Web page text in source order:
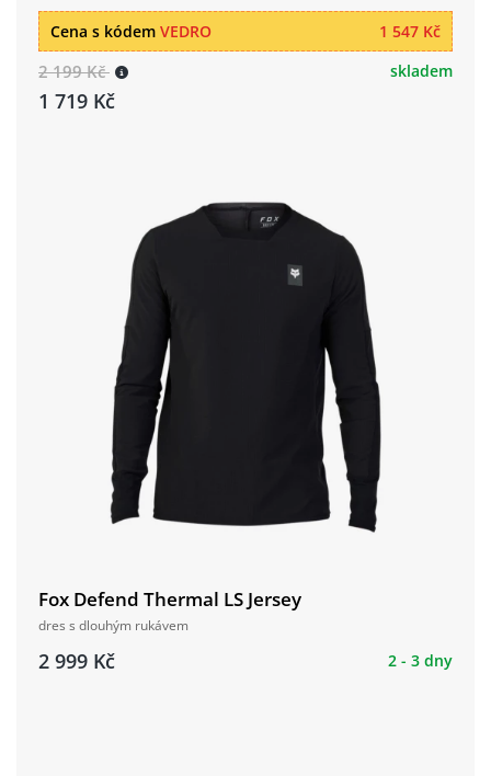
1 547 Kč
Cena s kódem VEDRO
2 199 Kč
1 719 Kč
skladem
Fox Defend Thermal LS Jersey
dres s dlouhým rukávem
2 999 Kč 2 - 3 dny